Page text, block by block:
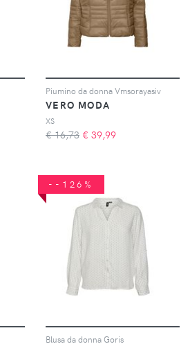
Piumino da donna Vmsorayasiv
VERO MODA
XS
€ 16,73 € 39,99
--126%
Blusa da donna Goris